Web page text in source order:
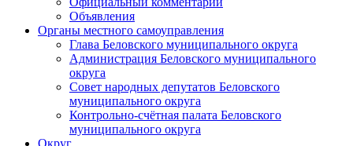
Объявления
Органы местного самоуправления
Глава Беловского муниципального округа
Администрация Беловского муниципального
округа
Совет народных депутатов Беловского
муниципального округа
Контрольно-счётная палата Беловского
муниципального округа
Округ